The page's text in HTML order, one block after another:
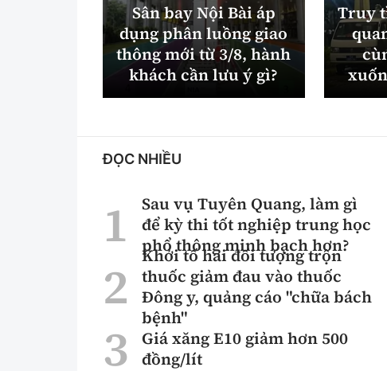
Sân bay Nội Bài áp
dụng phân luồng giao
thông mới từ 3/8, hành
khách cần lưu ý gì?
Truy
ĐỌC NHIỀU
Sau vụ Tuyên Quang, làm gì
để kỳ thi tốt nghiệp trung học
phổ thông minh bạch hơn?
Khởi tố hai đối tượng trộn
thuốc giảm đau vào thuốc
Đông y, quảng cáo "chữa bách
bệnh"
Giá xăng E10 giảm hơn 500
đồng/lít